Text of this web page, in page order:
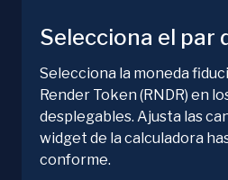
Selecciona el par
Selecciona la moneda
Render Token (RNDR) en
desplegables. Ajusta las
widget de la calculadora
conforme.